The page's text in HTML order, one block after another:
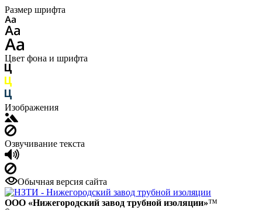
Размер шрифта
Цвет фона и шрифта
Изображения
Озвучивание текста
Обычная версия сайта
ООО «Нижегородский завод трубной изоляции»™